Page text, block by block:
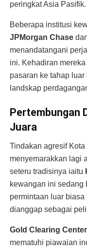
peringkat Asia Pasifik.
Beberapa institusi
JPMorgan Chase
menandatangani
ini. Kehadiran
pasaran ke tahap
landskap
Pertembungan
Juara
Tindakan agresif
menyemarakkan lagi
seteru tradisinya iaitu
kewangan ini sedang
permintaan luar
dianggap sebagai
Gold Clearing Center
mematuhi piawaian